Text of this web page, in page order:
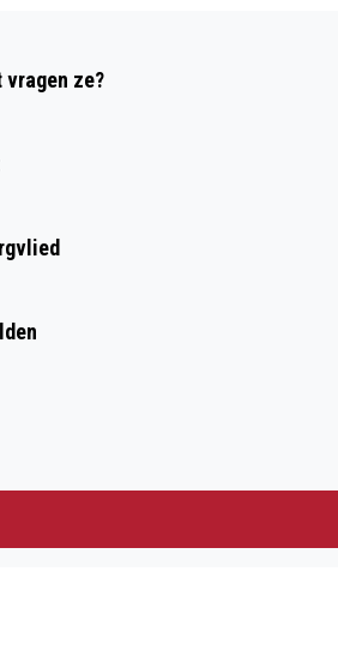
NODIGT UIT TOT
vragen ze?